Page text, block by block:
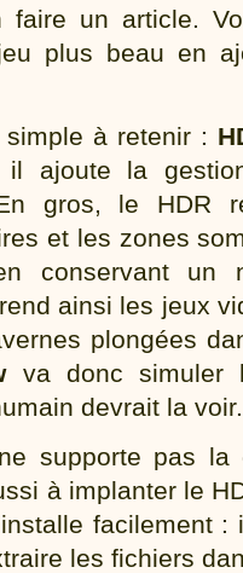
faire un article.
plus beau en
à retenir :
il ajoute la
gros, le HDR
et les zones
conservant un
ainsi les jeux
plongées
va donc simuler
devrait la voir.
supporte pas la
à implanter le
facilement :
les fichiers